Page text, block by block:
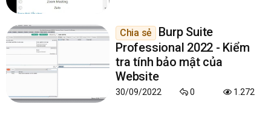
Chia sẻ
Burp Suite
Professional 2022 - Kiểm
tra tính bảo mật của
Website
30/09/2022 0 1.272